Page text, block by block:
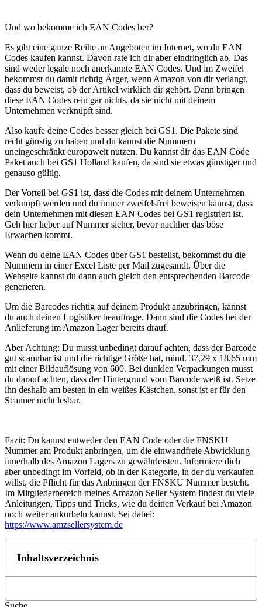
Und wo bekomme ich EAN Codes her?
Es gibt eine ganze Reihe an Angeboten im Internet, wo du EAN
Codes kaufen kannst. Davon rate ich dir aber eindringlich ab. Das
sind weder legale noch anerkannte EAN Codes. Und im Zweifel
bekommst du damit richtig Ärger, wenn Amazon von dir verlangt,
dass du beweist, ob der Artikel wirklich dir gehört. Dann bringen
diese EAN Codes rein gar nichts, da sie nicht mit deinem
Unternehmen verknüpft sind.
Also kaufe deine Codes besser gleich bei GS1. Die Pakete sind
recht günstig zu haben und du kannst die Nummern
uneingeschränkt europaweit nutzen. Du kannst dir das EAN Code
Paket auch bei GS1 Holland kaufen, da sind sie etwas günstiger und
genauso gültig.
Der Vorteil bei GS1 ist, dass die Codes mit deinem Unternehmen
verknüpft werden und du immer zweifelsfrei beweisen kannst, dass
dein Unternehmen mit diesen EAN Codes bei GS1 registriert ist.
Geh hier lieber auf Nummer sicher, bevor nachher das böse
Erwachen kommt.
Wenn du deine EAN Codes über GS1 bestellst, bekommst du die
Nummern in einer Excel Liste per Mail zugesandt. Über die
Webseite kannst du dann auch gleich den entsprechenden Barcode
generieren.
Um die Barcodes richtig auf deinem Produkt anzubringen, kannst
du auch deinen Logistiker beauftrage. Dann sind die Codes bei der
Anlieferung im Amazon Lager bereits drauf.
Aber Achtung: Du musst unbedingt darauf achten, dass der Barcode
gut scannbar ist und die richtige Größe hat, mind. 37,29 x 18,65 mm
mit einer Bildauflösung von 600. Bei dunklen Verpackungen musst
du darauf achten, dass der Hintergrund vom Barcode weiß ist. Setze
ihn deshalb am besten in ein weißes Kästchen, sonst ist er für den
Scanner nicht lesbar.
Fazit: Du kannst entweder den EAN Code oder die FNSKU
Nummer am Produkt anbringen, um die einwandfreie Abwicklung
innerhalb des Amazon Lagers zu gewährleisten. Informiere dich
aber unbedingt im Vorfeld, ob in der Kategorie, in der du verkaufen
willst, die Pflicht für das Anbringen der FNSKU Nummer besteht.
Im Mitgliederbereich meines Amazon Seller System findest du viele
Anleitungen, Tipps und Tricks, wie du deinen Verkauf bei Amazon
noch weiter ankurbeln kannst. Sei dabei:
https://www.amzsellersystem.de
Inhaltsverzeichnis